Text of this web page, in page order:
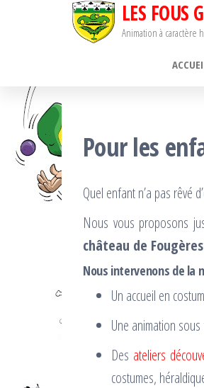
LES FOUS
Animation à caractère
Pour les
Quel enfant n’a pas rêvé
Nous vous proposons
château de Fougères
Nous intervenons de la
Un accueil en
Une animation
Des ateliers
costumes,